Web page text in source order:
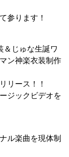
参ります！
＆じゅな生誕ワ
ン神楽衣装制作
リース！！
ジックビデオを
ル楽曲を現体制